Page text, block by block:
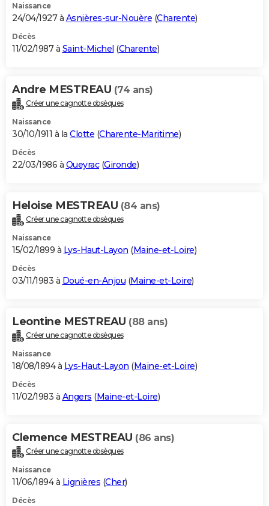
Naissance
24/04/1927 à Asnières-sur-Nouère (Charente)
Décès
11/02/1987 à Saint-Michel (Charente)
Andre MESTREAU (74 ans)
Créer une cagnotte obsèques
Naissance
30/10/1911 à la Clotte (Charente-Maritime)
Décès
22/03/1986 à Queyrac(Gironde)
Heloise MESTREAU (84 ans)
Créer une cagnotte obsèques
Naissance
15/02/1899 à Lys-Haut-Layon (Maine-et-Loire)
Décès
03/11/1983 à Doué-en-Anjou (Maine-et-Loire)
Leontine MESTREAU (88 ans)
Créer une cagnotte obsèques
Naissance
18/08/1894 à Lys-Haut-Layon (Maine-et-Loire)
Décès
11/02/1983 à Angers (Maine-et-Loire)
Clemence MESTREAU (86 ans)
Créer une cagnotte obsèques
Naissance
11/06/1894 à Lignières (Cher)
Décès